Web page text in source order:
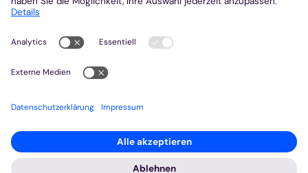
Post- und Besuchsadresse
Eupener Str. 134
0241 4790-101
bdr-ac@bistum-aachen.de
http://katholisch-im-raum-aachen.de